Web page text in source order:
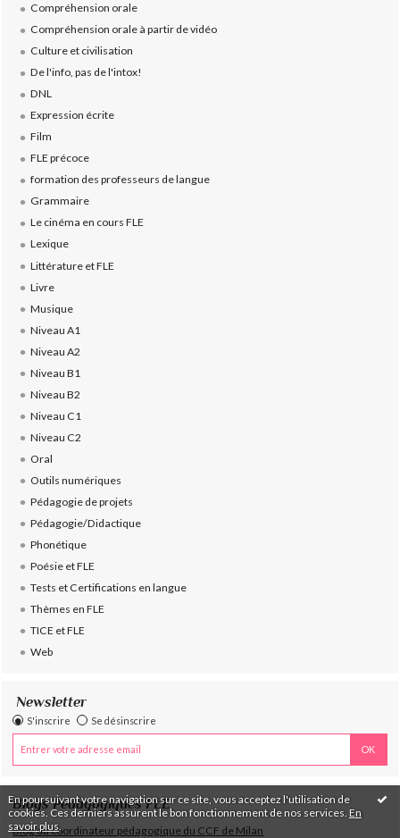
En poursuivant votre navigation sur ce site, vous acceptez l'utilisation de
cookies. Ces derniers assurent le bon fonctionnement de nos services. En
savoir plus
Compréhension orale
Compréhension orale à partir de vidéo
Culture et civilisation
De l'info, pas de l'intox!
DNL
Expression écrite
Film
FLE précoce
formation des professeurs de langue
Grammaire
Le cinéma en cours FLE
Lexique
Littérature et FLE
Livre
Musique
Niveau A1
Niveau A2
Niveau B1
Niveau B2
Niveau C1
Niveau C2
Oral
Outils numériques
Pédagogie de projets
Pédagogie/Didactique
Phonétique
Poésie et FLE
Tests et Certifications en langue
Thèmes en FLE
TICE et FLE
Web
Newsletter
S'inscrire Se désinscrire
Blogs Pédagogiques FLE
Blog du coordinateur pédagogique du CCF de Milan